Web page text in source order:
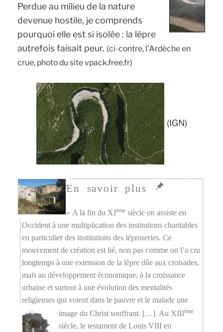
Perdue au milieu de la nature
devenue hostile, je comprends
pourquoi elle est si isolée : la lèpre
autrefois faisait peur. (ci-contre, l’Ardèche en
crue, photo du site vpack.free.fr)
(IGN)
« A la fin du XIème siècle on assiste en
Occident à une multiplication des institutions charitables
en particulier des institutions des léproseries. Ce
mouvement de création est lié, non pas comme on l’a cru
longtemps à une extension de la lèpre dûe aux croisades,
mais au développement économique, à la croissance
urbaine et surtout à une évolution des mentalités
religieuses qui voient dans le pauvre et le malade une
image du Christsouffrant. […]. Au XIIIème
siècle, le testament de Louis VIII en